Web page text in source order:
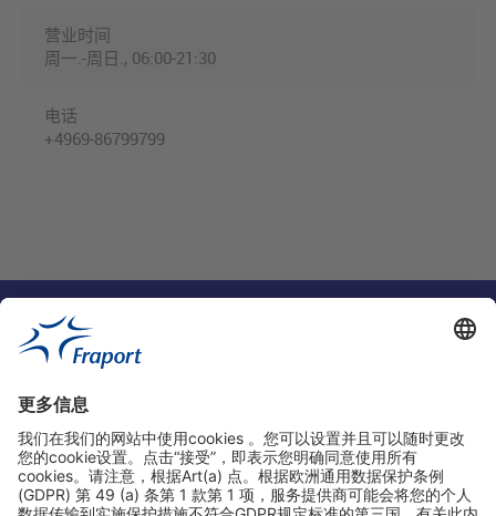
营业时间
周一.-周日., 06:00-21:30
电话
+4969-86799799
实用链接
购物&线上预定